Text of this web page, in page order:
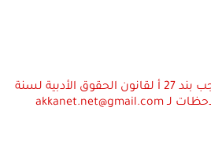
استعمال المضامين بموجب بند 27 أ لقانون الحقوق الأدبية لسنة